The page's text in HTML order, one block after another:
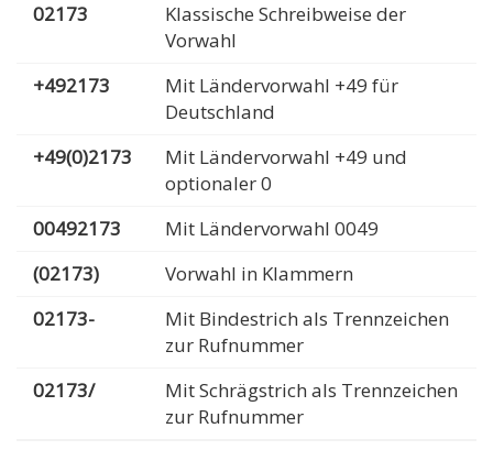
02173
Klassische Schreibweise der
Vorwahl
+492173
Mit Ländervorwahl +49 für
Deutschland
+49(0)2173
Mit Ländervorwahl +49 und
optionaler 0
00492173
Mit Ländervorwahl 0049
(02173)
Vorwahl in Klammern
02173-
Mit Bindestrich als Trennzeichen
zur Rufnummer
02173/
Mit Schrägstrich als Trennzeichen
zur Rufnummer